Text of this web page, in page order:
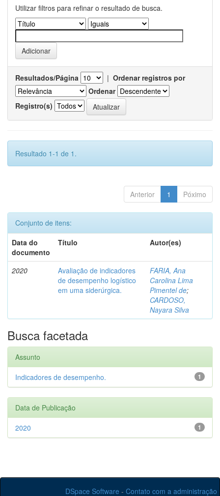
Utilizar filtros para refinar o resultado de busca.
Resultados/Página | Ordenar registros por
Ordenar
Registro(s)
Resultado 1-1 de 1.
Anterior 1 Póximo
Conjunto de itens:
Data do
documento
Título Autor(es)
2020
Avaliação de indicadores
de desempenho logístico
em uma siderúrgica.
FARIA, Ana
Carolina Lima
Pimentel de;
CARDOSO,
Nayara Silva
Busca facetada
Assunto
1
Indicadores de desempenho.
Data de Publicação
1
2020
DSpace Software - Contato com a administração